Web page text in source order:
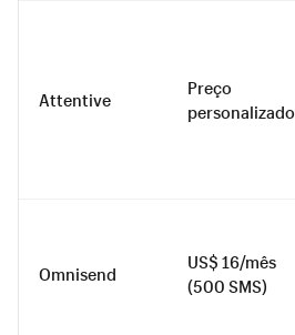
Attentive
Preço
personalizado
Omnisend
US$ 16/mês
(500 SMS)